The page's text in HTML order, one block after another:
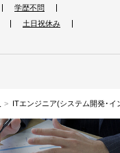
学歴不問
土日祝休み
ITエンジニア(システム開発･イ